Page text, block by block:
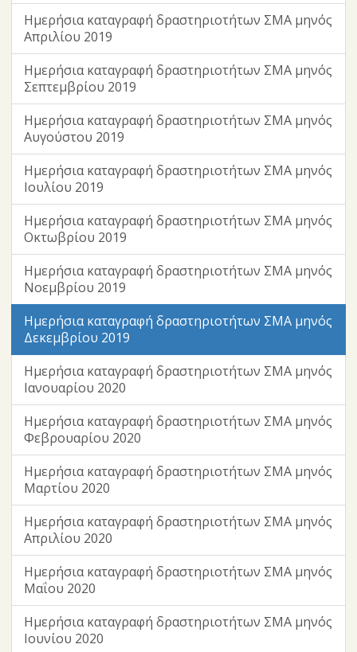
Ημερήσια καταγραφή δραστηριοτήτων ΣΜΑ μηνός
Απριλίου 2019
Ημερήσια καταγραφή δραστηριοτήτων ΣΜΑ μηνός
Σεπτεμβρίου 2019
Ημερήσια καταγραφή δραστηριοτήτων ΣΜΑ μηνός
Αυγούστου 2019
Ημερήσια καταγραφή δραστηριοτήτων ΣΜΑ μηνός
Ιουλίου 2019
Ημερήσια καταγραφή δραστηριοτήτων ΣΜΑ μηνός
Οκτωβρίου 2019
Ημερήσια καταγραφή δραστηριοτήτων ΣΜΑ μηνός
Νοεμβρίου 2019
Ημερήσια καταγραφή δραστηριοτήτων ΣΜΑ μηνός
Δεκεμβρίου 2019
Ημερήσια καταγραφή δραστηριοτήτων ΣΜΑ μηνός
Ιανουαρίου 2020
Ημερήσια καταγραφή δραστηριοτήτων ΣΜΑ μηνός
Φεβρουαρίου 2020
Ημερήσια καταγραφή δραστηριοτήτων ΣΜΑ μηνός
Μαρτίου 2020
Ημερήσια καταγραφή δραστηριοτήτων ΣΜΑ μηνός
Απριλίου 2020
Ημερήσια καταγραφή δραστηριοτήτων ΣΜΑ μηνός
Μαΐου 2020
Ημερήσια καταγραφή δραστηριοτήτων ΣΜΑ μηνός
Ιουνίου 2020